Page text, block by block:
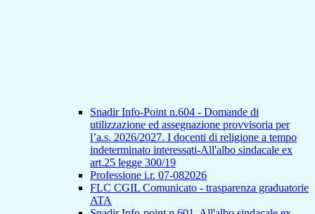
Snadir Info-Point n.604 - Domande di
utilizzazione ed assegnazione provvisoria per
l’a.s. 2026/2027. I docenti di religione a tempo
indeterminato interessati-All'albo sindacale ex
art.25 legge 300/19
Professione i.r. 07-082026
FLC CGIL Comunicato - trasparenza graduatorie
ATA